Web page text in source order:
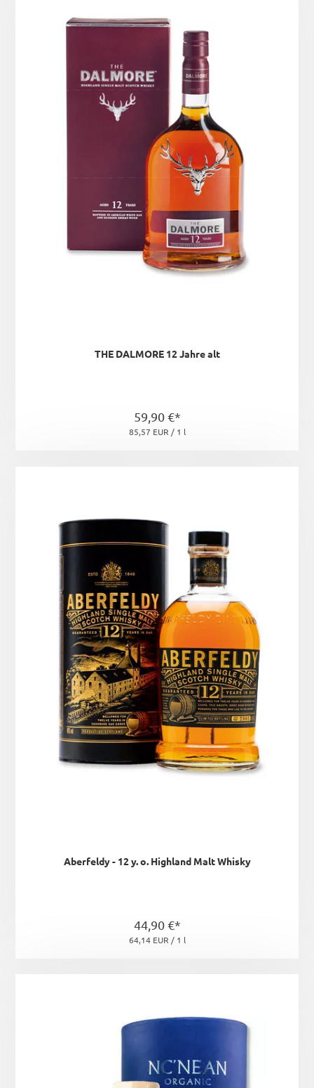
THE DALMORE 12 Jahre alt
59,90 €*
85,57 EUR / 1 l
Aberfeldy - 12 y. o. Highland Malt Whisky
44,90 €*
64,14 EUR / 1 l